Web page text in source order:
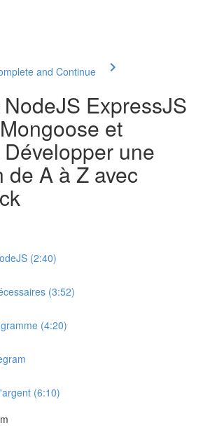
and Continue
ExpressJS
et
une
de A à Z avec
(2:40)
(3:52)
(4:20)
(6:10)